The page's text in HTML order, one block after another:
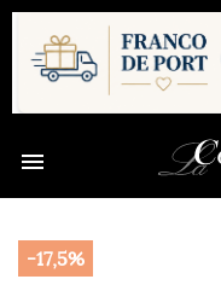

-17,5%